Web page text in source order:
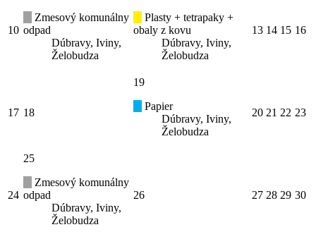
10
Zmesový komunálny
odpad
Dúbravy, Iviny,
Želobudza
Plasty + tetrapaky +
obaly z kovu
Dúbravy, Iviny,
Želobudza
13 14 15 16
17 18
19
Papier
Dúbravy, Iviny,
Želobudza
20 21 22 23
24
25
Zmesový komunálny
odpad
Dúbravy, Iviny,
Želobudza
26 27 28 29 30